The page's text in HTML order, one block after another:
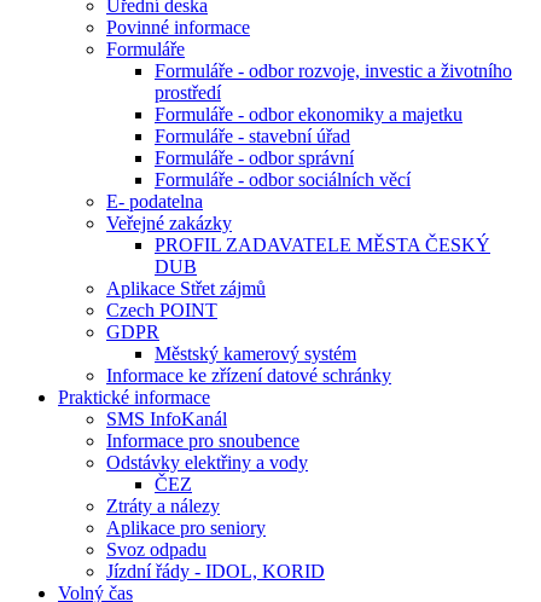
Úřední deska
Povinné informace
Formuláře
Formuláře - odbor rozvoje, investic a životního
prostředí
Formuláře - odbor ekonomiky a majetku
Formuláře - stavební úřad
Formuláře - odbor správní
Formuláře - odbor sociálních věcí
E- podatelna
Veřejné zakázky
PROFIL ZADAVATELE MĚSTA ČESKÝ
DUB
Aplikace Střet zájmů
Czech POINT
GDPR
Městský kamerový systém
Informace ke zřízení datové schránky
Praktické informace
SMS InfoKanál
Informace pro snoubence
Odstávky elektřiny a vody
ČEZ
Ztráty a nálezy
Aplikace pro seniory
Svoz odpadu
Jízdní řády - IDOL, KORID
Volný čas